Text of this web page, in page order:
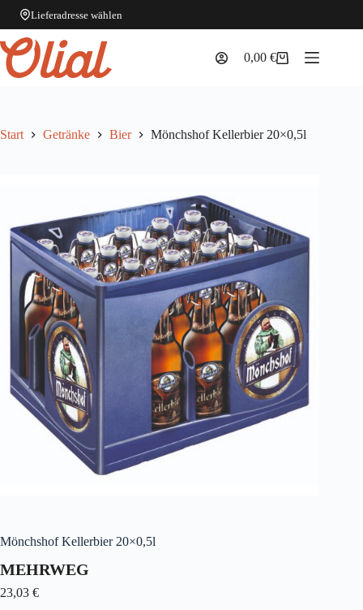
Lieferadresse wählen
Zum
Inhalt
springen
Warenkorb
0,00€
Start Getränke Bier Mönchshof Kellerbier 20×0,5l
Mönchshof Kellerbier 20×0,5l
MEHRWEG
23,03 €